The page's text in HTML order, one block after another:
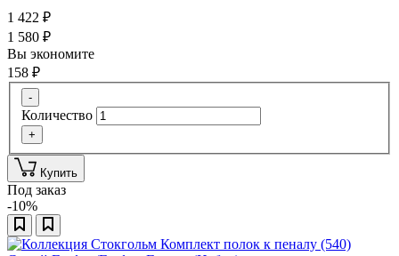
1 422 ₽
1 580 ₽
Вы экономите
158 ₽
-
Количество
+
Купить
Под заказ
-10%